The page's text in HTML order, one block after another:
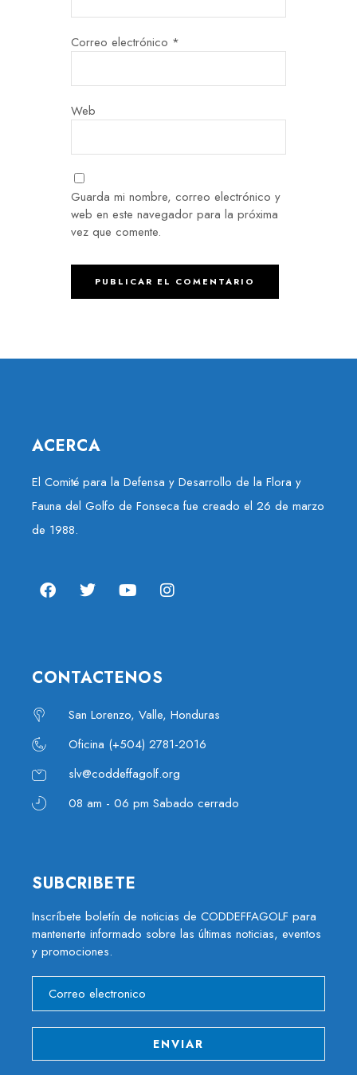
Correo electrónico *
Web
Guarda mi nombre, correo electrónico y
web en este navegador para la próxima
vez que comente.
ACERCA
El Comité para la Defensa y Desarrollo de la Flora y
Fauna del Golfo de Fonseca fue creado el 26 de marzo
de 1988.
CONTACTENOS
San Lorenzo, Valle, Honduras
Oficina (+504) 2781-2016
slv@coddeffagolf.org
08 am - 06 pm Sabado cerrado
SUBCRIBETE
Inscríbete boletín de noticias de CODDEFFAGOLF para
mantenerte informado sobre las últimas noticias, eventos
y promociones.